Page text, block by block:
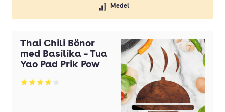
Medel
Thai Chili Bönor
med Basilika – Tua
Yao Pad Prik Pow
Betyg: 4 av 5